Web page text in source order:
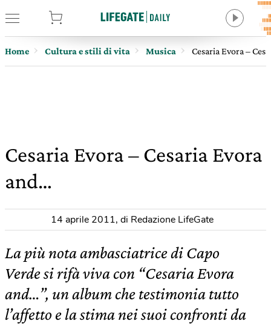
Home Cultura e stili di vita Musica Cesaria Evora –
Cesaria Evora – Cesaria Evora
and…
14 aprile 2011, di Redazione LifeGate
La più nota ambasciatrice di Capo
Verde si rifà viva con “Cesaria Evora
and…”, un album che testimonia tutto
l’affetto e la stima nei suoi confronti da